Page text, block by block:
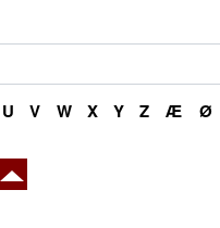
U V W X Y Z Æ Ø